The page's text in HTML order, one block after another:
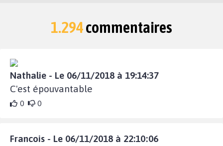
1.294commentaires
Nathalie - Le 06/11/2018 à 19:14:37
C'est épouvantable
0 0
Francois - Le 06/11/2018 à 22:10:06